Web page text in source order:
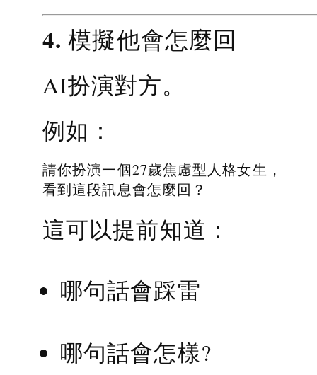
4. 模擬他會怎麼回
AI扮演對方。
例如：
請你扮演一個27歲焦慮型人格女生，
看到這段訊息會怎麼回？
這可以提前知道：
哪句話會踩雷
哪句話會怎樣?